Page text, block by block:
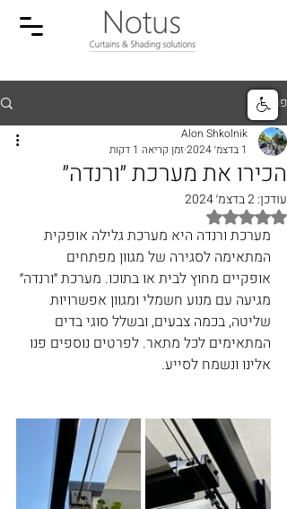
פוסט
הכירו את מערכת ״ורנדה״
Alon Shkolnik
1 בדצמ׳ 2024
זמן קריאה 1 דקות
עודכן:2 בדצמ׳ 2024
דירוג של NaN מתוך 5 כוכבים
מערכת ורנדה היא מערכת גלילה אופקית
המתאימה לסגירה של מגוון מפתחים
אופקיים מחוץ לבית או בתוכו. מערכת ״ורנדה״
מגיעה עם מנוע חשמלי ומגוון אפשרויות
שליטה, בכמה צבעים, ובשלל סוגי בדים
המתאימים לכל מתאר. לפרטים נוספים פנו
אלינו ונשמח לסייע.